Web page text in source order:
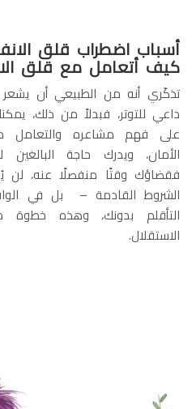
أسباب اضطراب قلق
كيف أتعامل مع قلق
تذكّري أنه من الطبيعي أن
داعي للتوتر، فبدلاً من ذلك،
على فهم مشاعره
الأمان، ويدرك حاجة
فقضاؤك وقتًا منفصلًا عنه، لن
الشروط القادمة – بل في
التأقلم بدونك، وهذه خطوة
الاستقلال.